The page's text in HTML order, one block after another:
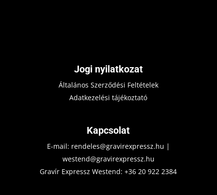
Jogi nyilatkozat
Általános Szerződési Feltételek
Adatkezelési tájékoztató
Kapcsolat
E-mail: rendeles@gravirexpressz.hu |
westend@gravirexpressz.hu
Gravír Expressz Westend:+36 20 922 2384